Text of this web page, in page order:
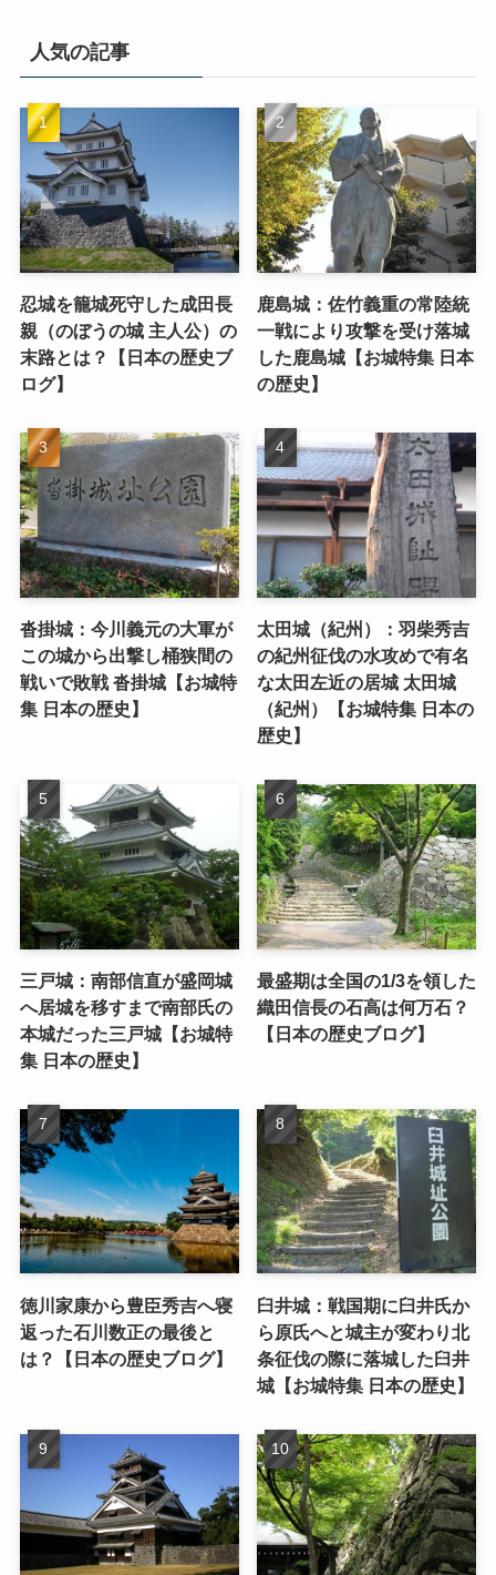
人気の記事
忍城を籠城死守した成田長
親（のぼうの城 主人公）の
末路とは？【日本の歴史ブ
ログ】
鹿島城：佐竹義重の常陸統
一戦により攻撃を受け落城
した鹿島城【お城特集 日本
の歴史】
沓掛城：今川義元の大軍が
この城から出撃し桶狭間の
戦いで敗戦 沓掛城【お城特
集 日本の歴史】
太田城（紀州）：羽柴秀吉
の紀州征伐の水攻めで有名
な太田左近の居城 太田城
（紀州）【お城特集 日本の
歴史】
三戸城：南部信直が盛岡城
へ居城を移すまで南部氏の
本城だった三戸城【お城特
集 日本の歴史】
最盛期は全国の1/3を領した
織田信長の石高は何万石？
【日本の歴史ブログ】
徳川家康から豊臣秀吉へ寝
返った石川数正の最後と
は？【日本の歴史ブログ】
臼井城：戦国期に臼井氏か
ら原氏へと城主が変わり北
条征伐の際に落城した臼井
城【お城特集 日本の歴史】